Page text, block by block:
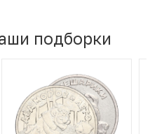
подборки